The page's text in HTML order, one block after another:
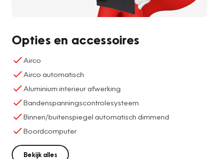
Opties en accessoires
Airco
Airco automatisch
Aluminium interieur afwerking
Bandenspanningscontrolesysteem
Binnen/buitenspiegel automatisch dimmend
Boordcomputer
Bekijk alles